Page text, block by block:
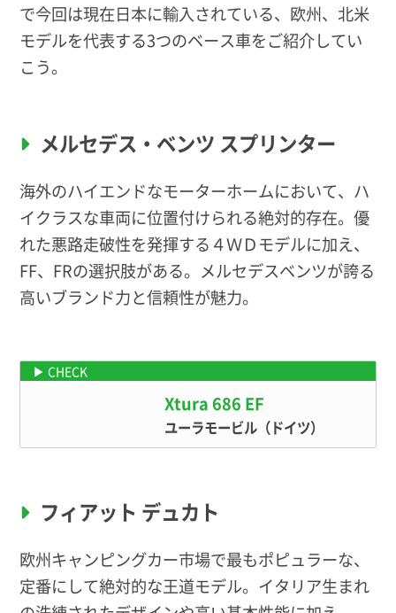
で今回は現在日本に輸入されている、欧州、北米
モデルを代表する3つのベース車をご紹介してい
こう。
メルセデス・ベンツ スプリンター
海外のハイエンドなモーターホームにおいて、ハ
イクラスな車両に位置付けられる絶対的存在。優
れた悪路走破性を発揮する４ＷＤモデルに加え、
FF、FRの選択肢がある。メルセデスベンツが誇る
高いブランド力と信頼性が魅力。
例えばこんなモデルに！
Xtura 686 EF
ユーラモービル（ドイツ）
フィアット デュカト
欧州キャンピングカー市場で最もポピュラーな、
定番にして絶対的な王道モデル。イタリア生まれ